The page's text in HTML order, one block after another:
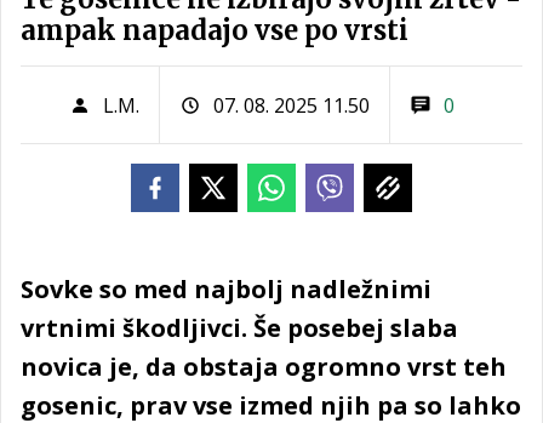
ampak napadajo vse po vrsti
L.M. 07. 08. 2025 11.50 0
Sovke so med najbolj nadležnimi
vrtnimi škodljivci. Še posebej slaba
novica je, da obstaja ogromno vrst teh
gosenic, prav vse izmed njih pa so lahko